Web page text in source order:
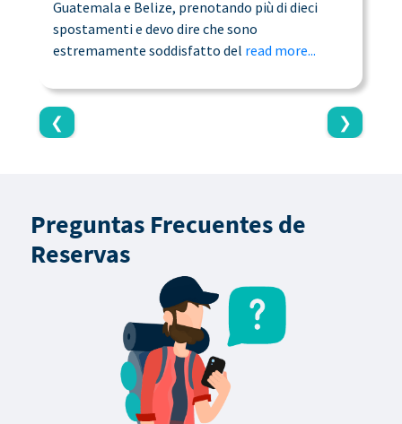
❮
Guatemala e Belize, prenotando più di dieci
spostamenti e devo dire che sono
estremamente soddisfatto del read more...
❯
Preguntas Frecuentes de
Reservas